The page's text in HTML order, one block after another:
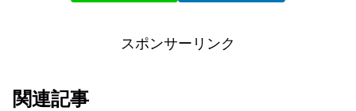
スポンサーリンク
関連記事